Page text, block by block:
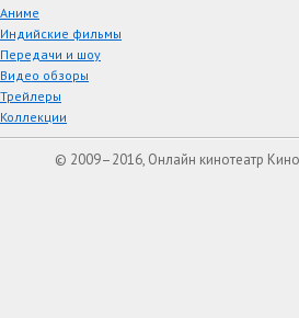
Аниме
Индийские фильмы
Передачи и шоу
Видео обзоры
Трейлеры
Коллекции
© 2009–2016, Онлайн кинотеатр